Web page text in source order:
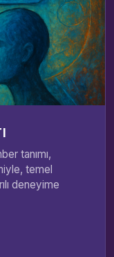
tanımı,
temel
deneyime